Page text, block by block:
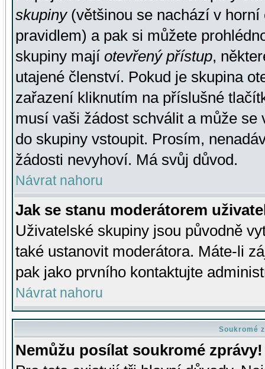
skupiny(většinou se nachází v horní
pravidlem) a pak si můžete
skupiny mají otevřený přístup,
utajené členství. Pokud je skupina
zařazení kliknutím na příslušné
musí vaši žádost schválit a může se
do skupiny vstoupit. Prosím,
žádosti nevyhoví. Má svůj důvod.
Návrat nahoru
Jak se stanu moderátorem
Uživatelské skupiny jsou původně
také ustanovit moderátora. Máte-li
pak jako prvního kontaktujte
Návrat nahoru
Soukromé
Nemůžu posílat soukromé zprávy!